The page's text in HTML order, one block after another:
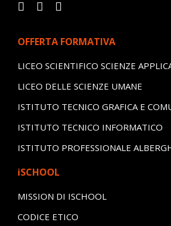
OFFERTA FORMATIVA
LICEO SCIENTIFICO SCIENZE
LICEO DELLE SCIENZE UMANE
ISTITUTO TECNICO GRAFICA E
ISTITUTO TECNICO INFORMATICO
ISTITUTO PROFESSIONALE
iSCHOOL
MISSION DI ISCHOOL
CODICE ETICO